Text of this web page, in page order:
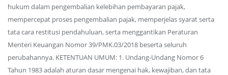
hukum dalam pengembalian kelebihan pembayaran pajak,
mempercepat proses pengembalian pajak, memperjelas syarat serta
tata cara restitusi pendahuluan, serta menggantikan Peraturan
Menteri Keuangan Nomor 39/PMK.03/2018 beserta seluruh
perubahannya. KETENTUAN UMUM: 1. Undang-Undang Nomor 6
Tahun 1983 adalah aturan dasar mengenai hak, kewajiban, dan tata